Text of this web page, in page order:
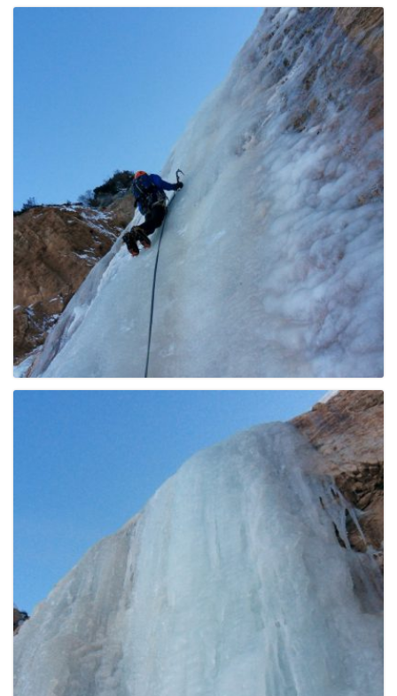
a
t
i
n